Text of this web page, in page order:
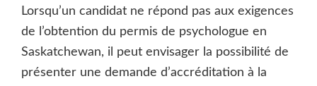
Lorsqu’un candidat ne répond pas aux exigences
de l’obtention du permis de psychologue en
Saskatchewan, il peut envisager la possibilité de
présenter une demande d’accréditation à la